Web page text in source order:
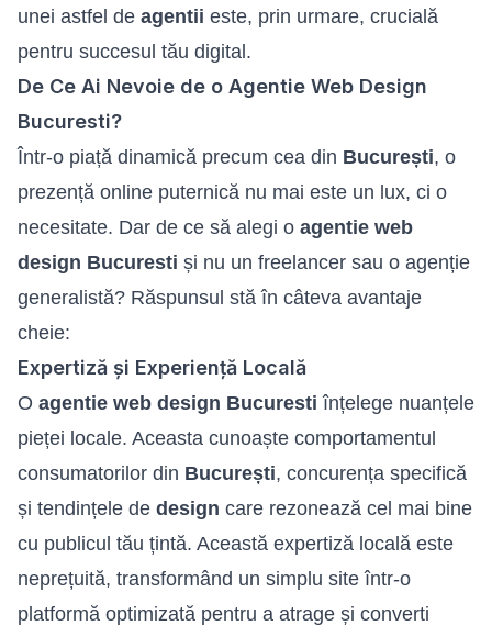
unei astfel de agentii este, prin urmare, crucială
pentru succesul tău digital.
De Ce Ai Nevoie de o Agentie Web Design
Bucuresti?
Într-o piață dinamică precum cea din București, o
prezență online puternică nu mai este un lux, ci o
necesitate. Dar de ce să alegi o agentie web
design Bucuresti și nu un freelancer sau o agenție
generalistă? Răspunsul stă în câteva avantaje
cheie:
Expertiză și Experiență Locală
O agentie web design Bucuresti înțelege nuanțele
pieței locale. Aceasta cunoaște comportamentul
consumatorilor din București, concurența specifică
și tendințele de design care rezonează cel mai bine
cu publicul tău țintă. Această expertiză locală este
neprețuită, transformând un simplu site într-o
platformă optimizată pentru a atrage și converti